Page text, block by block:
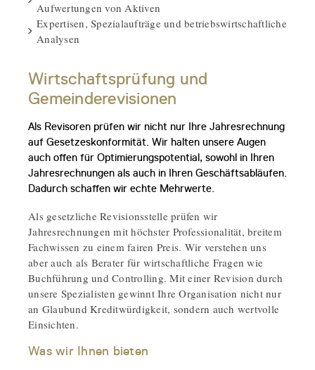
Aufwertungen von Aktiven
Expertisen, Spezialaufträge und betriebswirtschaftliche
Analysen
Wirtschaftsprüfung und
Gemeinderevisionen
Als Revisoren prüfen wir nicht nur Ihre Jahresrechnung
auf Gesetzeskonformität. Wir halten unsere Augen
auch offen für Optimierungspotential, sowohl in Ihren
Jahresrechnungen als auch in Ihren Geschäftsabläufen.
Dadurch schaffen wir echte Mehrwerte.
Als gesetzliche Revisionsstelle prüfen wir
Jahresrechnungen mit höchster Professionalität, breitem
Fachwissen zu einem fairen Preis. Wir verstehen uns
aber auch als Berater für wirtschaftliche Fragen wie
Buchführung und Controlling. Mit einer Revision durch
unsere Spezialisten gewinnt Ihre Organisation nicht nur
an Glaubund Kreditwürdigkeit, sondern auch wertvolle
Einsichten.
Was wir Ihnen bieten